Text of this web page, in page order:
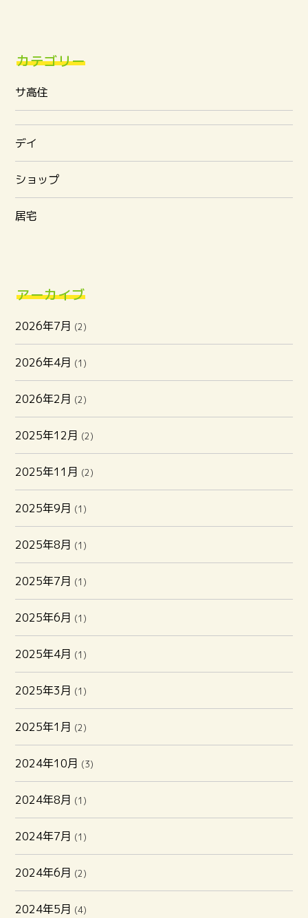
カテゴリー
サ高住
デイ
ショップ
居宅
アーカイブ
2026年7月 (2)
2026年4月 (1)
2026年2月 (2)
2025年12月 (2)
2025年11月 (2)
2025年9月 (1)
2025年8月 (1)
2025年7月 (1)
2025年6月 (1)
2025年4月 (1)
2025年3月 (1)
2025年1月 (2)
2024年10月 (3)
2024年8月 (1)
2024年7月 (1)
2024年6月 (2)
2024年5月 (4)